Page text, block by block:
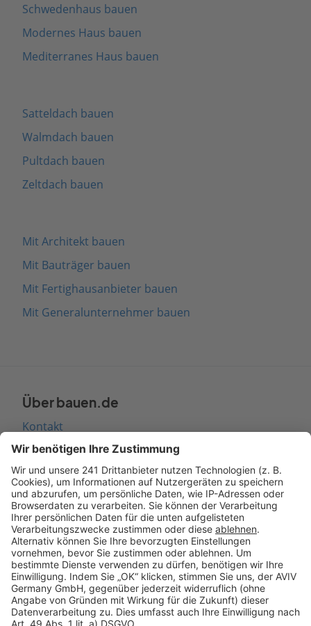
Schwedenhaus bauen
Modernes Haus bauen
Mediterranes Haus bauen
Satteldach bauen
Walmdach bauen
Pultdach bauen
Zeltdach bauen
Mit Architekt bauen
Mit Bauträger bauen
Mit Fertighausanbieter bauen
Mit Generalunternehmer bauen
Über bauen.de
Kontakt
Seitenaufbau
Barrierefreiheit
Cookie Einstellungen
Rechtliches
AGB-Übersicht
Datenschutz
Impressum